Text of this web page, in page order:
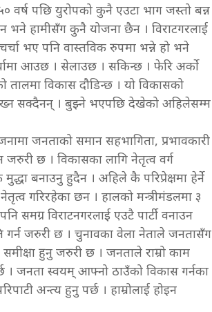
वर्ष पछि युरोपको कुनै एउटा भाग जस्तो बन्न
हामीसँग कुनै योजना छैन । विराटगरलाई
भए पनि वास्तविक रुपमा भन्ने हो भने
आउछ । सेलाउछ । सकिन्छ । फेरि अर्काे
तालमा विकास दौडिन्छ । यो विकासको
देख्न सक्दैनन् । बुझ्ने भएपछि देखेको अहिलेसम्म
जनताको समान सहभागिता, प्रभावकारी
जरुरी छ । विकासका लागि नेतृत्व वर्ग
बनाउनु हुदैन । अहिले कै परिप्रेक्षमा हेर्ने
गरिरहेका छन । हालको मन्त्रीमंडलमा ३
समग्र विराटनगरलाई एउटै पार्टी वनाउन
गर्न जरुरी छ । चुनावका वेला नेताले जनतासँग
हुनु जरुरी छ । जनताले राम्रो काम
। जनता स्वयम् आफ्नो ठाउँको विकास गर्नका
अन्त्य हुनु पर्छ । हाम्रोलाई होइन